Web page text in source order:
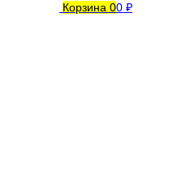
Корзина 00 ₽